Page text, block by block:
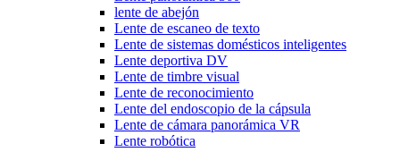
lente de abejón
Lente de escaneo de texto
Lente de sistemas domésticos inteligentes
Lente deportiva DV
Lente de timbre visual
Lente de reconocimiento
Lente del endoscopio de la cápsula
Lente de cámara panorámica VR
Lente robótica